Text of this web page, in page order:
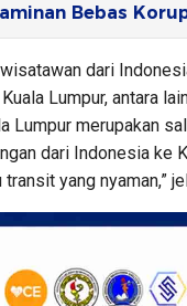
Bebas
dari
Lumpur, antara
Lumpur merupakan
dari Indonesia ke
yang nyaman,”